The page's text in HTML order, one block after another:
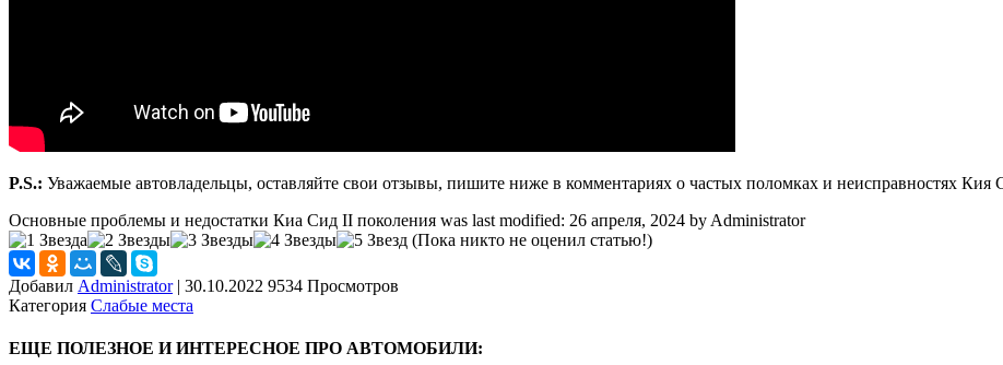
P.S.: Уважаемые автовладельцы, оставляйте свои отзывы, пишите ниже в комментариях о частых поломках и неисправностях Кия
Основные проблемы и недостатки Киа Сид II поколения was last modified: 26 апреля, 2024 by Administrator
(Пока никто не оценил статью!)
Добавил Administrator | 30.10.2022 9534 Просмотров
Категория Слабые места
ЕЩЕ ПОЛЕЗНОЕ И ИНТЕРЕСНОЕ ПРО АВТОМОБИЛИ: